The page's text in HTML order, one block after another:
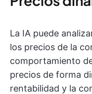
La IA puede
los precios de la
comportamiento
precios de forma
rentabilidad y la